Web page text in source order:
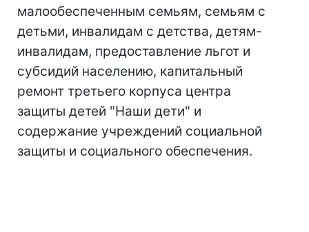
малообеспеченным семьям, семьям с
детьми, инвалидам с детства, детям-
инвалидам, предоставление льгот и
субсидий населению, капитальный
ремонт третьего корпуса центра
защиты детей "Наши дети" и
содержание учреждений социальной
защиты и социального обеспечения.